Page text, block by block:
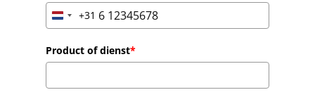
Netherlands
+31
Product of dienst*